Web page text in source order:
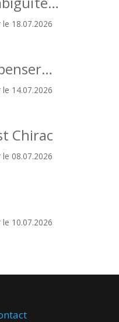
18.07.2026
14.07.2026
Chirac
08.07.2026
10.07.2026